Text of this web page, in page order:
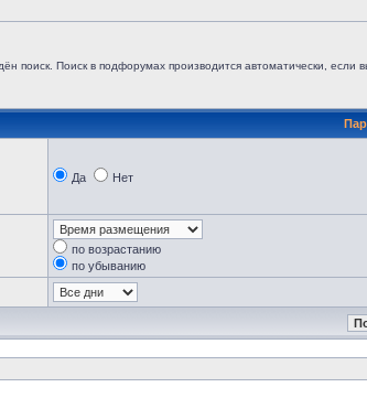
поиск. Поиск в подфорумах производится автоматически, если
Да Нет
по возрастанию
по убыванию